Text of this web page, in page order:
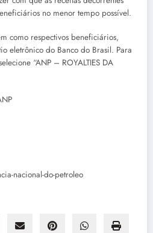
no menor tempo possível.
como respectivos beneficiários,
eletrônico do Banco do Brasil. Para
“ANP – ROYALTIES DA
nacional-do-petroleo